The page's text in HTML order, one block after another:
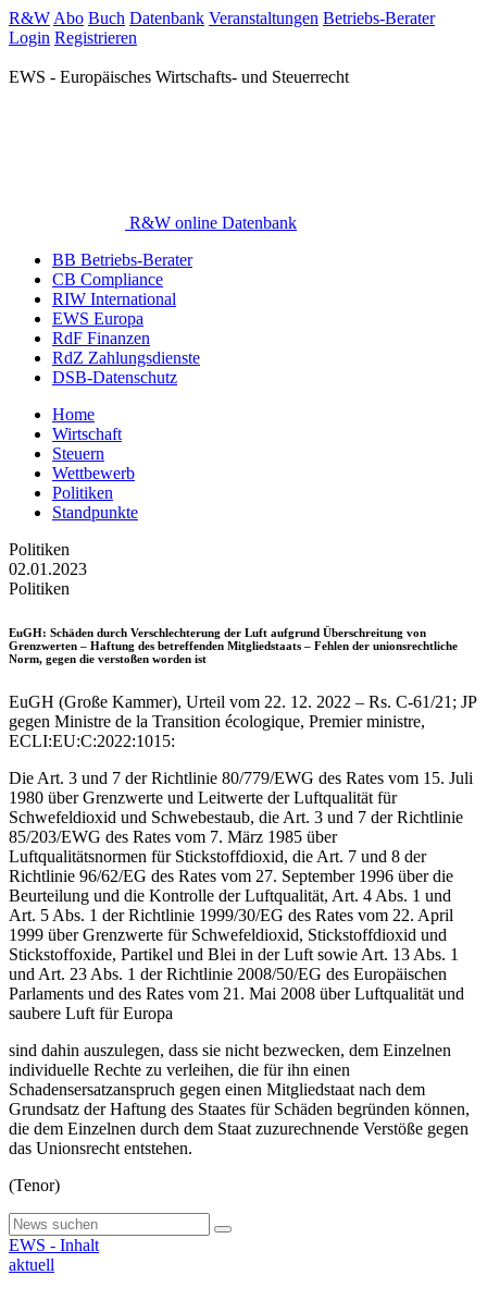
R&W Abo Buch Datenbank Veranstaltungen Betriebs-Berater
Login Registrieren
EWS - Europäisches Wirtschafts- und Steuerrecht
R&W online Datenbank
BB Betriebs-Berater
CB Compliance
RIW International
EWS Europa
RdF Finanzen
RdZ Zahlungsdienste
DSB-Datenschutz
Home
Wirtschaft
Steuern
Wettbewerb
Politiken
Standpunkte
Politiken
02.01.2023
Politiken
EuGH: Schäden durch Verschlechterung der Luft aufgrund Überschreitung von
Grenzwerten – Haftung des betreffenden Mitgliedstaats – Fehlen der unionsrechtliche
Norm, gegen die verstoßen worden ist
EuGH (Große Kammer), Urteil vom 22. 12. 2022 – Rs. C-61/21; JP
gegen Ministre de la Transition écologique, Premier ministre,
ECLI:EU:C:2022:1015:
Die Art. 3 und 7 der Richtlinie 80/779/EWG des Rates vom 15. Juli
1980 über Grenzwerte und Leitwerte der Luftqualität für
Schwefeldioxid und Schwebestaub, die Art. 3 und 7 der Richtlinie
85/203/EWG des Rates vom 7. März 1985 über
Luftqualitätsnormen für Stickstoffdioxid, die Art. 7 und 8 der
Richtlinie 96/62/EG des Rates vom 27. September 1996 über die
Beurteilung und die Kontrolle der Luftqualität, Art. 4 Abs. 1 und
Art. 5 Abs. 1 der Richtlinie 1999/30/EG des Rates vom 22. April
1999 über Grenzwerte für Schwefeldioxid, Stickstoffdioxid und
Stickstoffoxide, Partikel und Blei in der Luft sowie Art. 13 Abs. 1
und Art. 23 Abs. 1 der Richtlinie 2008/50/EG des Europäischen
Parlaments und des Rates vom 21. Mai 2008 über Luftqualität und
saubere Luft für Europa
sind dahin auszulegen, dass sie nicht bezwecken, dem Einzelnen
individuelle Rechte zu verleihen, die für ihn einen
Schadensersatzanspruch gegen einen Mitgliedstaat nach dem
Grundsatz der Haftung des Staates für Schäden begründen können,
die dem Einzelnen durch dem Staat zuzurechnende Verstöße gegen
das Unionsrecht entstehen.
(Tenor)
EWS - Inhalt
aktuell